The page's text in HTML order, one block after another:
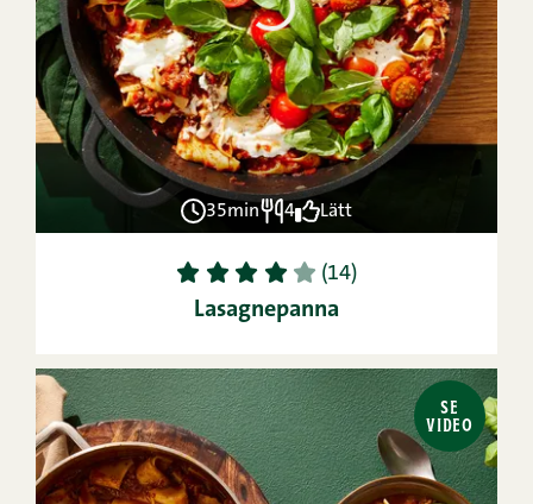
35min 4 Lätt
1 2 3 4 5 (14)
Lasagnepanna
SE
VIDEO